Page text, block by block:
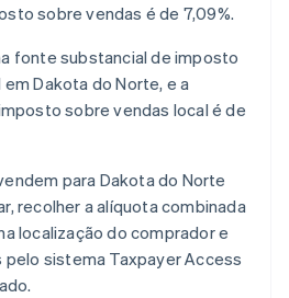
sobre vendas é de 7,09%.
fonte substancial de imposto
Dakota do Norte, e a
sobre vendas local é de
para Dakota do Norte
recolher a alíquota combinada
localização do comprador e
pelo sistema Taxpayer Access